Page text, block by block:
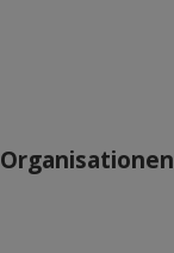
Organisationen